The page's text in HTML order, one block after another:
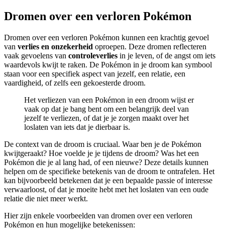
Dromen over een verloren Pokémon
Dromen over een verloren Pokémon kunnen een krachtig gevoel
van verlies en onzekerheid oproepen. Deze dromen reflecteren
vaak gevoelens van controleverlies in je leven, of de angst om iets
waardevols kwijt te raken. De Pokémon in je droom kan symbool
staan voor een specifiek aspect van jezelf, een relatie, een
vaardigheid, of zelfs een gekoesterde droom.
Het verliezen van een Pokémon in een droom wijst er
vaak op dat je bang bent om een belangrijk deel van
jezelf te verliezen, of dat je je zorgen maakt over het
loslaten van iets dat je dierbaar is.
De context van de droom is cruciaal. Waar ben je de Pokémon
kwijtgeraakt? Hoe voelde je je tijdens de droom? Was het een
Pokémon die je al lang had, of een nieuwe? Deze details kunnen
helpen om de specifieke betekenis van de droom te ontrafelen. Het
kan bijvoorbeeld betekenen dat je een bepaalde passie of interesse
verwaarloost, of dat je moeite hebt met het loslaten van een oude
relatie die niet meer werkt.
Hier zijn enkele voorbeelden van dromen over een verloren
Pokémon en hun mogelijke betekenissen: